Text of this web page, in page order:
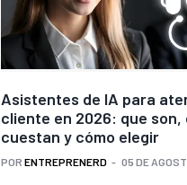
Asistentes de IA para
cliente en 2026: que son,
cuestan y cómo elegir
POR ENTREPRENERD 05 DE